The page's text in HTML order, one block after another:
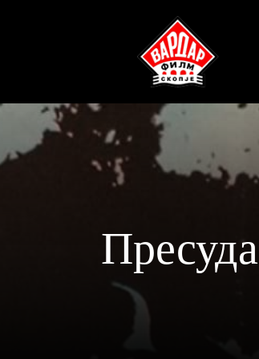
Пресуда